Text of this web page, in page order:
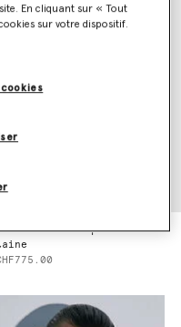
droit plisse en
En cliquant sur « Tout
sur votre dispositif.